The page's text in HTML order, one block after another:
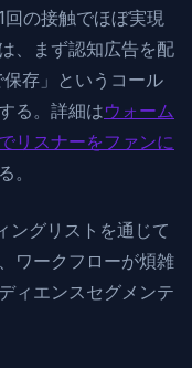
の接触でほぼ実現
、まず認知広告を配
存」というコール
る。詳細はウォーム
リスナーをファンに
。
グリストを通じて
ワークフローが煩雑
ィエンスセグメンテ